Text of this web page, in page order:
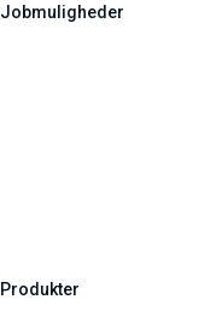
Jobmuligheder
Produkter